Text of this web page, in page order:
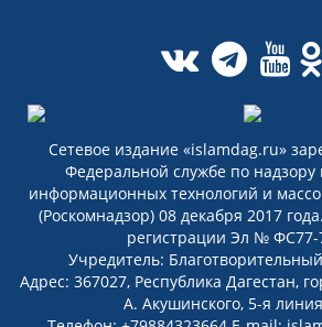
Сетевое издание «islamdag.ru»
Федеральной службе по надзору
информационных технологий и
(Роскомнадзор) 08 декабря 2017
регистрации Эл № ФС77-
Учредитель:
Адрес: 367027, Республика Дагестан,
А. Акушинского, 5-я